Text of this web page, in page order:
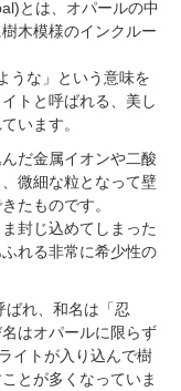
とは、オパールの中
木模様のインクルー
うな」という意味を
トと呼ばれる、美し
います。
だ金属イオンや二酸
微細な粒となって壁
たものです。
封じ込めてしまった
れる非常に希少性の
ばれ、和名は「忍
はオパールに限らず
イトが入り込んで樹
とが多くなっていま